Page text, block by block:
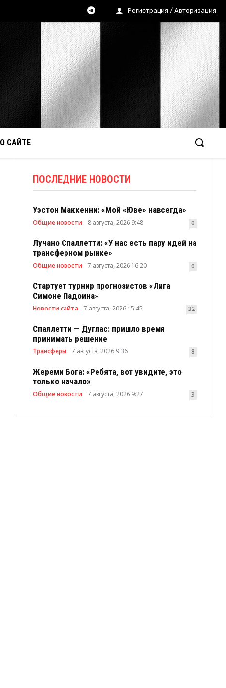
Регистрация / Авторизация
О САЙТЕ
ПОСЛЕДНИЕ НОВОСТИ
Уэстон Маккенни: «Мой «Юве» навсегда»
Общие новости 8 августа, 2026 9:48 0
Лучано Спаллетти: «У нас есть пару идей на
трансферном рынке»
Общие новости 7 августа, 2026 16:20 0
Стартует турнир прогнозистов «Лига
Симоне Падоина»
Новости сайта 7 августа, 2026 15:45 32
Спаллетти — Дуглас: пришло время
принимать решение
Трансферы 7 августа, 2026 9:36 8
Жереми Бога: «Ребята, вот увидите, это
только начало»
Общие новости 7 августа, 2026 9:27 3